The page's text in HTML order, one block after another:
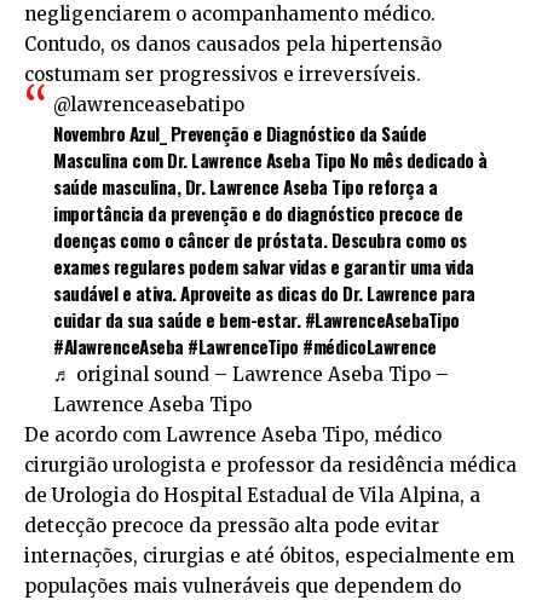
negligenciarem o acompanhamento médico.
Contudo, os danos causados pela hipertensão
costumam ser progressivos e irreversíveis.
@lawrenceasebatipo
Novembro Azul_ Prevenção e Diagnóstico da Saúde
Masculina com Dr. Lawrence Aseba Tipo No mês dedicado à
saúde masculina, Dr. Lawrence Aseba Tipo reforça a
importância da prevenção e do diagnóstico precoce de
doenças como o câncer de próstata. Descubra como os
exames regulares podem salvar vidas e garantir uma vida
saudável e ativa. Aproveite as dicas do Dr. Lawrence para
cuidar da sua saúde e bem-estar.#LawrenceAsebaTipo
#AlawrenceAseba #LawrenceTipo #médicoLawrence
♬ original sound – Lawrence Aseba Tipo –
Lawrence Aseba Tipo
De acordo com Lawrence Aseba Tipo, médico
cirurgião urologista e professor da residência médica
de Urologia do Hospital Estadual de Vila Alpina, a
detecção precoce da pressão alta pode evitar
internações, cirurgias e até óbitos, especialmente em
populações mais vulneráveis que dependem do